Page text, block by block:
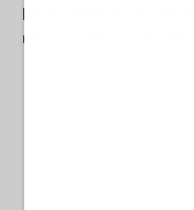
privata delle risorse
uno spaventoso